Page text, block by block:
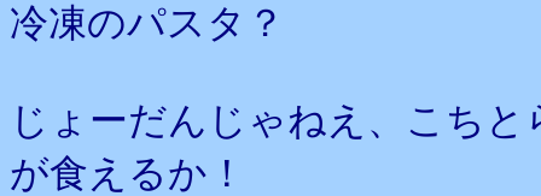
冷凍のパスタ？
じょーだんじゃねえ、こち
が食えるか！